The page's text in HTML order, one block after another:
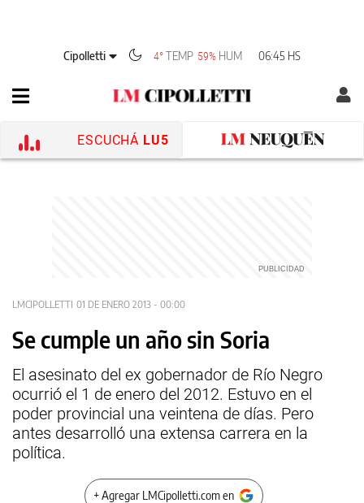
Cipolletti 4°TEMP 59% HUM 06:45 HS
ESCUCHÁ LU5
LMCIPOLLETTI 01 DE ENERO 2013 - 00:00
Se cumple un año sin Soria
El asesinato del ex gobernador de Río Negro
ocurrió el 1 de enero del 2012. Estuvo en el
poder provincial una veintena de días. Pero
antes desarrolló una extensa carrera en la
política.
+ Agregar LMCipolletti.com en